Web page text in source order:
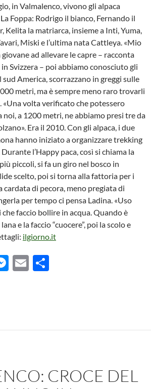
in Valmalenco, vivono gli alpaca
Foppa: Rodrigo il bianco, Fernando il
Kelita la matriarca, insieme a Inti, Yuma,
Miski e l’ultima nata Cattleya. «Mio
ad allevare le capre – racconta
Svizzera – poi abbiamo conosciuto gli
sud America, scorrazzano in greggi sulle
metri, ma è sempre meno raro trovarli
volta verificato che potessero
noi, a 1200 metri, ne abbiamo presi tre da
Era il 2010. Con gli alpaca, i due
hanno iniziato a organizzare trekking
l’Happy paca, così si chiama la
piccoli, si fa un giro nel bosco in
scelto, poi si torna alla fattoria per i
cardata di pecora, meno pregiata di
per tempo ci pensa Ladina. «Uso
faccio bollire in acqua. Quando è
e la faccio “cuocere”, poi la scolo e
ilgiorno.it
M
g
E
vi
CROCE DEL